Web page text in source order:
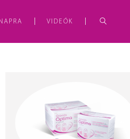
VIDEÓK